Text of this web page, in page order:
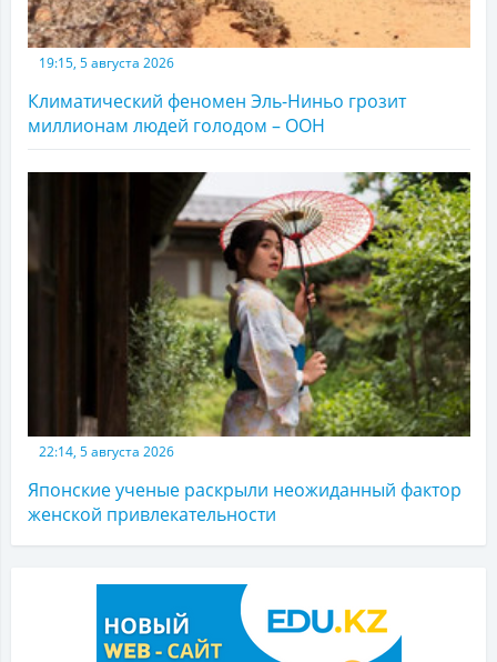
19:15, 5 августа 2026
Климатический феномен Эль-Ниньо грозит
миллионам людей голодом – ООН
22:14, 5 августа 2026
Японские ученые раскрыли неожиданный фактор
женской привлекательности